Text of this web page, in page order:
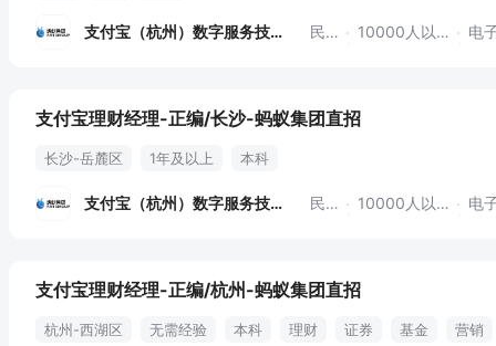
支付宝（杭州）数字服务技术 民营 10000人以上 电
支付宝理财经理-正编/长沙-蚂蚁集团直招
长沙-岳麓区 1年及以上 本科
支付宝（杭州）数字服务技术 民营 10000人以上 电
支付宝理财经理-正编/杭州-蚂蚁集团直招
杭州-西湖区 无需经验 本科 理财 证券 基金 营销